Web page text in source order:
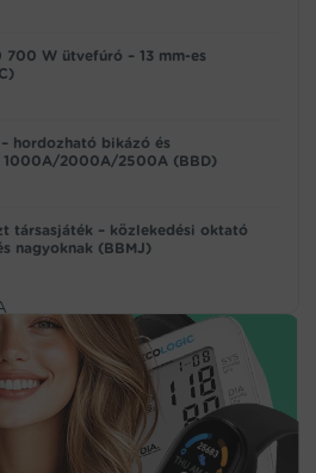
700 W ütvefúró – 13 mm-es
hordozható bikázó és
1000A/2000A/2500A (BBD)
társasjáték – közlekedési oktató
nagyoknak (BBMJ)